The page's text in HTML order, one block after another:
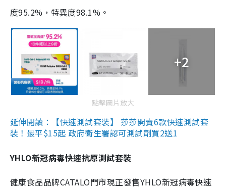
度95.2%，特異度98.1%。
+2
點擊圖片放大
延伸閱讀：【快速測試套裝】 莎莎開賣6款快速測試套
裝！最平$15起 政府衛生署認可測試劑買2送1
YHLO新冠病毒快速抗原測試套裝
健康食品品牌CATALO門市現正發售YHLO新冠病毒快速